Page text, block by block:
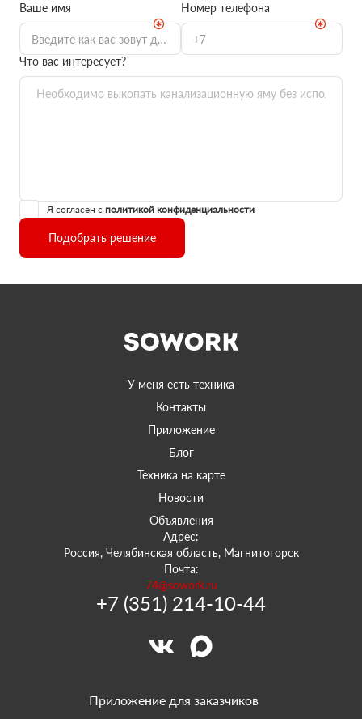
Ваше имя
Номер телефона
Что вас интересует?
Я согласен с политикой конфиденциальности
Подобрать решение
У меня есть техника
Контакты
Приложение
Блог
Техника на карте
Новости
Объявления
Адрес:
Россия, Челябинская область, Магнитогорск
Почта:
74@sowork.ru
+7 (351) 214-10-44
Приложение для заказчиков